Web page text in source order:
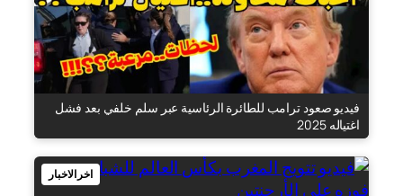
فيديو صعود ترامب للطائرة الرئاسية عبر سلم خلفي بعد فشل
اغتياله 2025
اخر الاخبار